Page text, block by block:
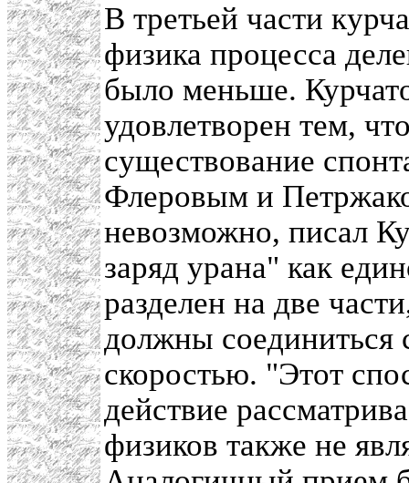
В третьей части
физика процесса
было меньше.
удовлетворен тем,
существование
Флеровым и
невозможно, писал
заряд урана" как
разделен на две
должны соединиться
скоростью. "Этот
действие
физиков также не